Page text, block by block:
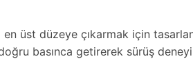
en üst düzeye çıkarmak için
basınca getirerek sürüş